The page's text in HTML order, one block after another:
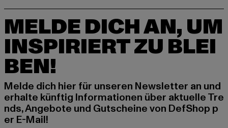
MELDE DICH AN, UM
INSPIRIERT ZU BLEI
BEN!
Melde dich hier für unseren Newsletter an und
erhalte künftig Informationen über aktuelle Tre
nds, Angebote und Gutscheine von DefShop p
er E-Mail!